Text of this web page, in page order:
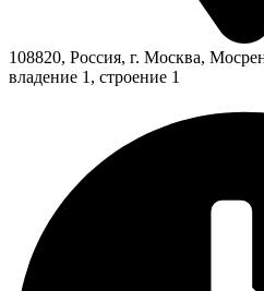
108820, Россия, г. Москва,
владение 1, строение 1